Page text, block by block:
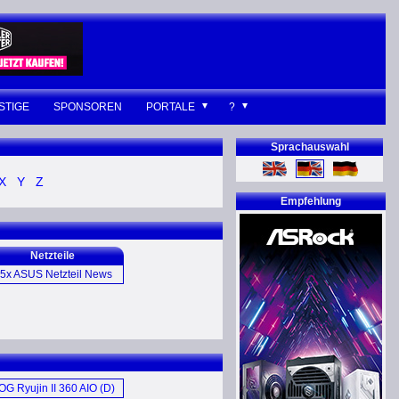
SPONSOREN PORTALE ?
Y Z
Netzteile
ASUS Netzteil News
Thor 1200W Platinum
Netzteil (D)
Ryujin II 360 AIO (D)
Sprachauswahl
Empfehlung